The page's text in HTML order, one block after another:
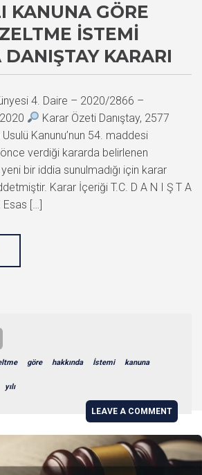
KANUNA GÖRE
İSTEMI
KARARI
4. Daire – 2020/2866 –
Karar Özeti Danıştay, 2577
Usulü Kanunu’nun 54. maddesi
verdiği kararda belirlenen
bir iddia sunulmadığı için karar
Karar İçeriği T.C. D A N I Ş T A
Esas […]
göre hakkında İstemi kanuna
yılı
LEAVE A COMMENT